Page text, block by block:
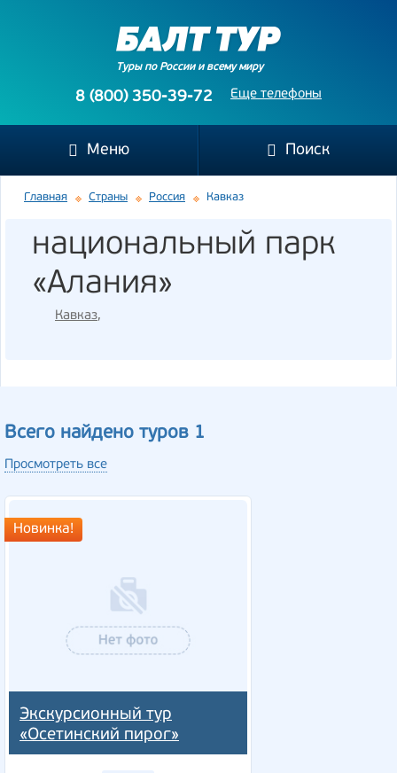
Туры по России и всему миру
Еще телефоны
8 (800) 350-39-72
Меню Поиск
Главная Страны Россия Кавказ
национальный парк
«Алания»
Кавказ,
Всего найдено туров 1
Просмотреть все
Экскурсионный тур
«Осетинский пирог»
Новинка!